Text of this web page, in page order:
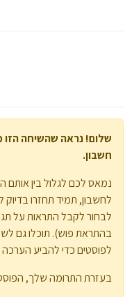
שלום! נראה שהשיחה הזו
חשבון.
נמאס לכם לגלול בין אותם
לחשבון, תמיד תחזרו בדיוק
לבחור לקבל התראות על
לפוסטים כדי להביע
בעזרת התרומה שלך, הפוסט